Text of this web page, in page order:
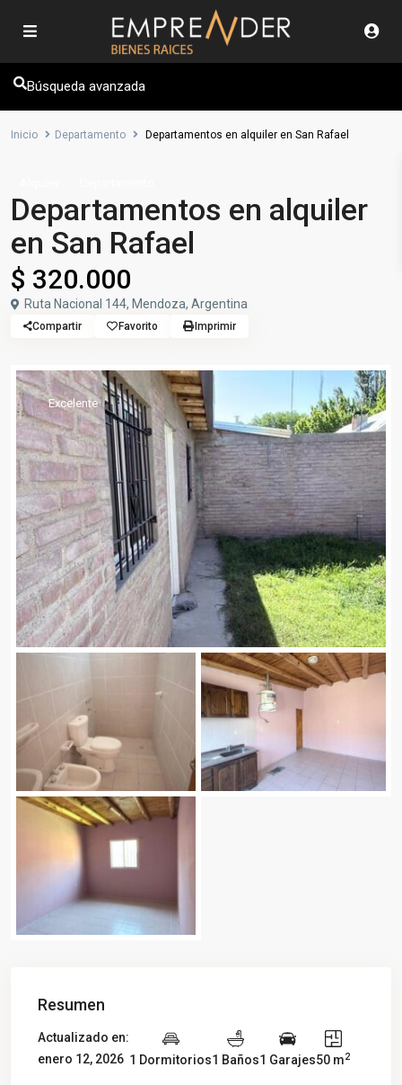
Búsqueda avanzada
Inicio Departamento Departamentos en alquiler en San Rafael
Departamentos en alquiler
en San Rafael
$ 320.000
Ruta Nacional 144, Mendoza, Argentina
Compartir Favorito Imprimir
Excelente
Resumen
Actualizado en:
enero 12, 2026 1 Dormitorios1 Baños1 Garajes50 m2